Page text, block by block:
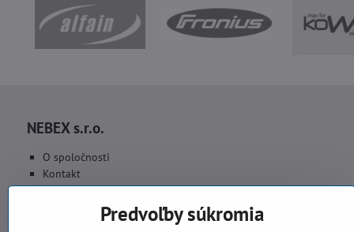
NEBEX s.r.o.
O spoločnosti
Kontakt
Fakturačné údaje
Predvoľby súkromia